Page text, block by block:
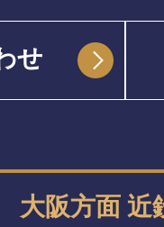
せ
大阪方面